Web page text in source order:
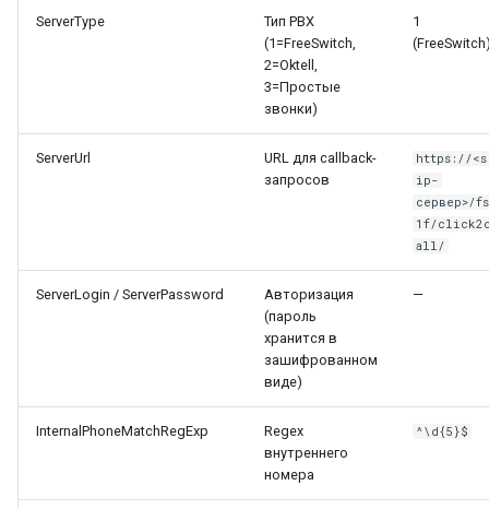
ServerType
Тип PBX
(1=FreeSwitch,
2=Oktell,
3=Простые
звонки)
1
ServerUrl
URL для callback-
запросов
https://<s
ip-
сервер>/fs
1f/
all/
ServerLogin / ServerPassword
Авторизация
(пароль
хранится в
зашифрованном
виде)
—
InternalPhoneMatchRegExp
Regex
внутреннего
номера
^\d{5}$